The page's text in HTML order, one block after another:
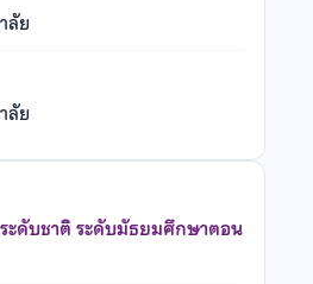
ลัย
ลัย
ะดับชาติ ระดับมัธยมศึกษาตอน